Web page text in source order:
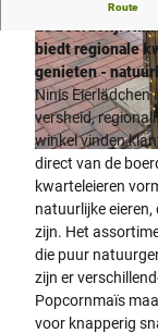
© CC-BY-SA
Route
biedt regionale
genieten -
Ninis Eierlädchen
versheid,
winkel vinden
direct van de
kwarteleieren
natuurlijke
zijn. Het
die puur
zijn er
Popcornmaïs
voor knapperig